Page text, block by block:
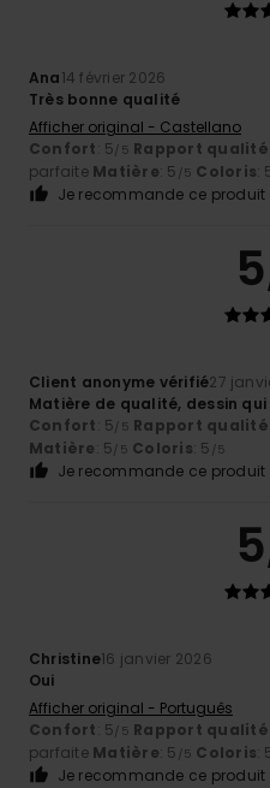
Ana14 février 2026
Très bonne qualité
Afficher original - Castellano
Confort: 5/5 Rapport
parfaite Matière: 5 /5 Coloris:
Je recommande ce produit
5
Client anonyme vérifié27
Matière de qualité, dessin
Confort: 5/5 Rapport
Matière: 5/5 Coloris: 5 /5
Je recommande ce produit
5
Christine16 janvier 2026
Oui
Afficher original - Português
Confort: 5/5 Rapport
parfaite Matière: 5 /5 Coloris:
Je recommande ce produit